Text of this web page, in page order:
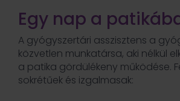
Egy nap a
A gyógyszertári asszisztens a
közvetlen munkatársa, aki nélkül
a patika gördülékeny működése.
sokrétűek és izgalmasak: